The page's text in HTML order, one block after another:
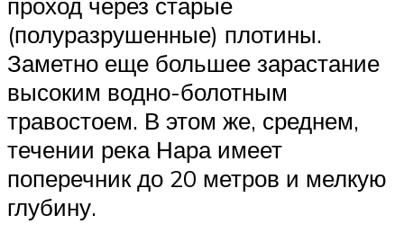
(полуразрушенные) плотины.
Заметно еще большее зарастание
высоким водно-болотным
травостоем. В этом же, среднем,
течении река Нара имеет
поперечник до 20 метров и мелкую
глубину.